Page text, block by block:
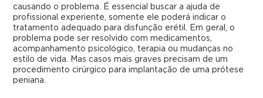
causando o problema. É essencial buscar a ajuda de
profissional experiente, somente ele poderá indicar o
tratamento adequado para disfunção erétil. Em geral, o
problema pode ser resolvido com medicamentos,
acompanhamento psicológico, terapia ou mudanças no
estilo de vida. Mas casos mais graves precisam de um
procedimento cirúrgico para implantação de uma prótese
peniana.